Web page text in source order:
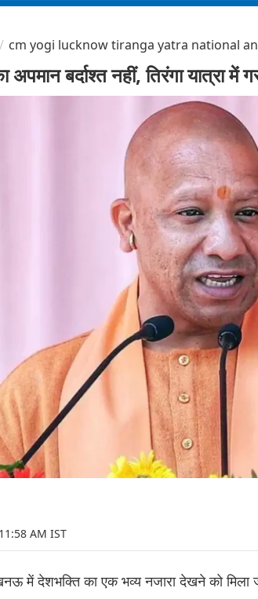
cm yogi lucknow tiranga yatra national
अपमान बर्दाश्त नहीं, तिरंगा यात्रा
AM IST
में देशभक्ति का एक भव्य नजारा देखने को मिला